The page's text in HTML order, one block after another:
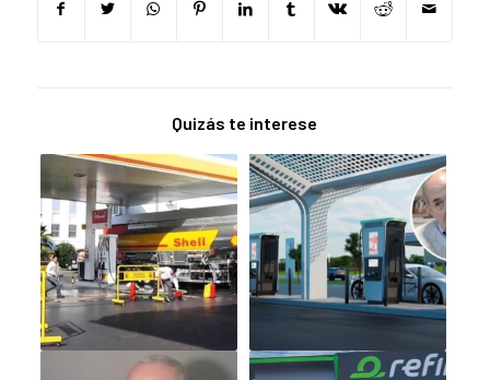
Quizás te interese